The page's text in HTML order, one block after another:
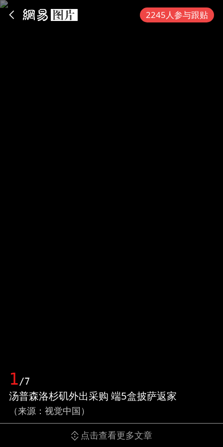
2245人参与跟贴
1/7
汤普森洛杉矶外出采购 端5盒披萨返家
（来源：视觉中国）
点击查看更多文章
App内打开